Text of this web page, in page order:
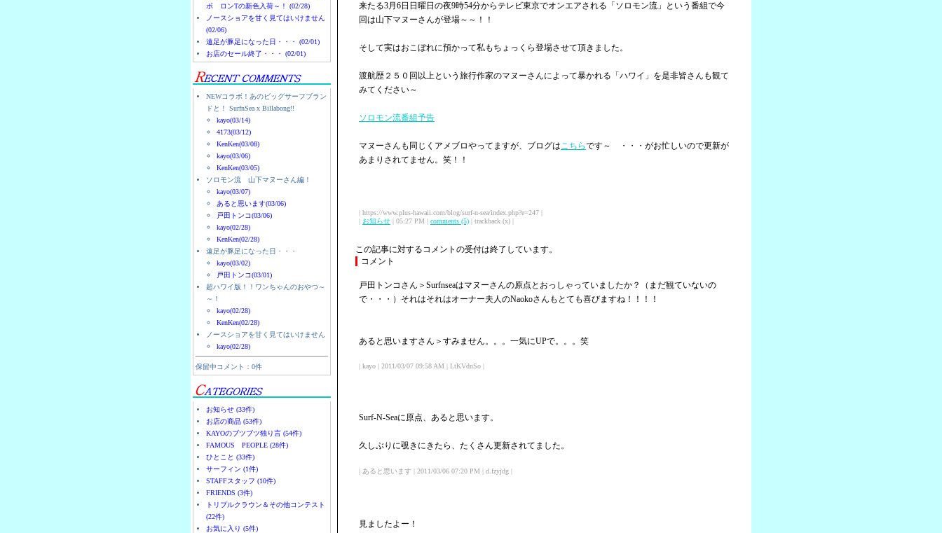
ボ ロンTの新色入荷～！ (02/28)
ノースショアを甘く見てはいけません
(02/06)
遠足が豚足になった日・・・ (02/01)
お店のセール終了・・・ (02/01)
NEWコラボ！あのビッグサーフブラン
ドと！ SurfnSea x Billabong!!
kayo(03/14)
4173(03/12)
KenKen(03/08)
kayo(03/06)
KenKen(03/05)
ソロモン流 山下マヌーさん編！
kayo(03/07)
あると思います(03/06)
戸田トンコ(03/06)
kayo(02/28)
KenKen(02/28)
遠足が豚足になった日・・・
kayo(03/02)
戸田トンコ(03/01)
超ハワイ版！！ワンちゃんのおやつ～
～！
kayo(02/28)
KenKen(02/28)
ノースショアを甘く見てはいけません
kayo(02/28)
保留中コメント：0件
お知らせ (33件)
お店の商品 (53件)
KAYOのブツブツ独り言 (54件)
FAMOUS PEOPLE (28件)
ひとこと (33件)
サーフィン (1件)
STAFFスタッフ (10件)
FRIENDS (3件)
トリプルクラウン＆その他コンテスト
(22件)
お気に入り (5件)
来たる3月6日日曜日の夜9時54分からテレビ東京でオンエアされる「ソロモン流」という番組で今
回は山下マヌーさんが登場～～！！
そして実はおこぼれに預かって私もちょっくら登場させて頂きました。
渡航歴２５０回以上という旅行作家のマヌーさんによって暴かれる「ハワイ」を是非皆さんも観て
みてください～
ソロモン流番組予告
マヌーさんも同じくアメブロやってますが、ブログはこちらです～ ・・・がお忙しいので更新が
あまりされてません。笑！！
| https://www.plus-hawaii.com/blog/surf-n-sea/index.php?e=247 |
| お知らせ | 05:27 PM | comments (5) | trackback (x) |
この記事に対するコメントの受付は終了しています。
コメント
戸田トンコさん＞Surfnseaはマヌーさんの原点とおっしゃっていましたか？（まだ観ていないの
で・・・）それはそれはオーナー夫人のNaokoさんもとても喜びますね！！！！
あると思いますさん＞すみません。。。一気にUPで。。。笑
| kayo | 2011/03/07 09:58 AM | LtKVdnSo |
Surf-N-Seaに原点、あると思います。
久しぶりに覗きにきたら、たくさん更新されてました。
| あると思います | 2011/03/06 07:20 PM | d.fzyjdg |
見ましたよー！